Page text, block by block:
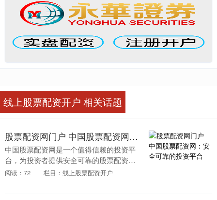
线上股票配资开户 相关话题
股票配资网门户 中国股票配资网：安全可靠的投资平台
中国股票配资网是一个值得信赖的投资平
台，为投资者提供安全可靠的股票配资服
务。该平台拥有完善的风控体系和专业的
稳定。 配资炒股....
阅读：72 栏目：线上股票配资开户